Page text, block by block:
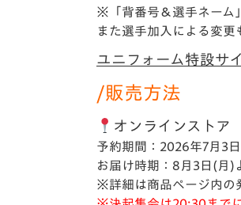
※「背番号＆選手ネーム
また選手加入による変更
ユニフォーム特設サ
/販売方法
オンラインストア
予約期間：2026年7月3
お届け時期：8月3日(月)
※詳細は商品ページ内の